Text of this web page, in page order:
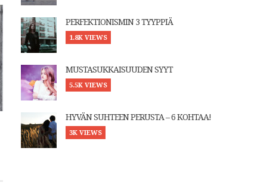
PERFEKTIONISMIN 3 TYYPPIÄ
1.8K VIEWS
MUSTASUKKAISUUDEN SYYT
5.5K VIEWS
HYVÄN SUHTEEN PERUSTA – 6 KOHTAA!
3K VIEWS